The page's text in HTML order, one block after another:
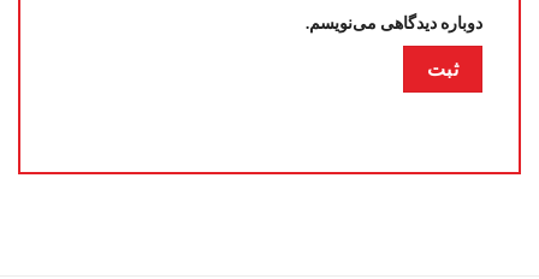
دوباره دیدگاهی می‌نویسم.